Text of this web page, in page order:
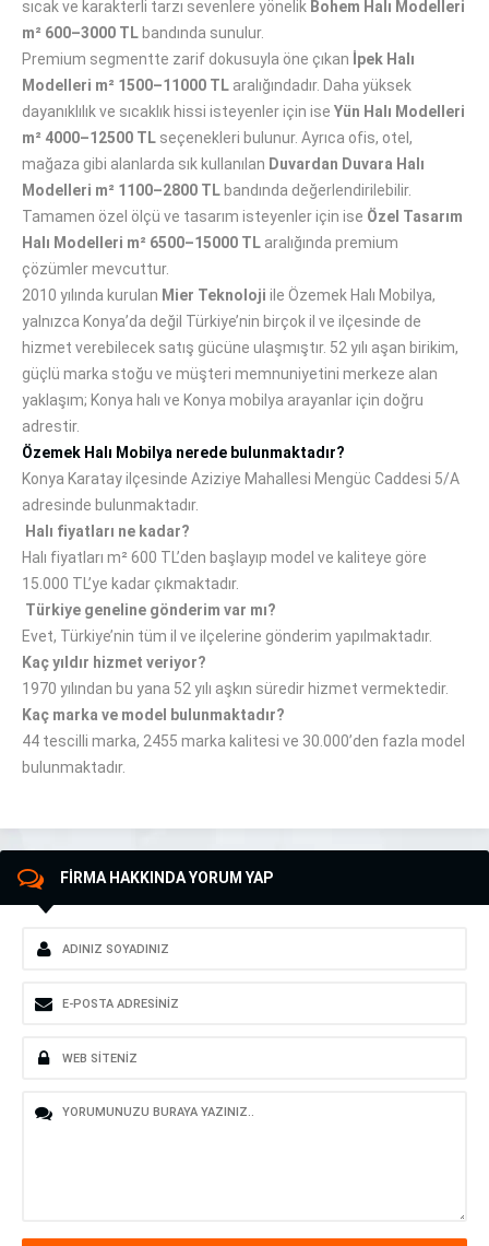
sıcak ve karakterli tarzı sevenlere yönelik Bohem Halı Modelleri
m² 600–3000 TL bandında sunulur.
Premium segmentte zarif dokusuyla öne çıkan İpek Halı
Modelleri m² 1500–11000 TL aralığındadır. Daha yüksek
dayanıklılık ve sıcaklık hissi isteyenler için ise Yün Halı Modelleri
m² 4000–12500 TL seçenekleri bulunur. Ayrıca ofis, otel,
mağaza gibi alanlarda sık kullanılan Duvardan Duvara Halı
Modelleri m² 1100–2800 TL bandında değerlendirilebilir.
Tamamen özel ölçü ve tasarım isteyenler için ise Özel Tasarım
Halı Modelleri m² 6500–15000 TL aralığında premium
çözümler mevcuttur.
2010 yılında kurulan Mier Teknoloji ile Özemek Halı Mobilya,
yalnızca Konya’da değil Türkiye’nin birçok il ve ilçesinde de
hizmet verebilecek satış gücüne ulaşmıştır. 52 yılı aşan birikim,
güçlü marka stoğu ve müşteri memnuniyetini merkeze alan
yaklaşım; Konya halı ve Konya mobilya arayanlar için doğru
adrestir.
Özemek Halı Mobilya nerede bulunmaktadır?
Konya Karatay ilçesinde Aziziye Mahallesi Mengüc Caddesi 5/A
adresinde bulunmaktadır.
Halı fiyatları ne kadar?
Halı fiyatları m² 600 TL’den başlayıp model ve kaliteye göre
15.000 TL’ye kadar çıkmaktadır.
Türkiye geneline gönderim var mı?
Evet, Türkiye’nin tüm il ve ilçelerine gönderim yapılmaktadır.
Kaç yıldır hizmet veriyor?
1970 yılından bu yana 52 yılı aşkın süredir hizmet vermektedir.
Kaç marka ve model bulunmaktadır?
44 tescilli marka, 2455 marka kalitesi ve 30.000’den fazla model
bulunmaktadır.
FİRMA HAKKINDA YORUM YAP